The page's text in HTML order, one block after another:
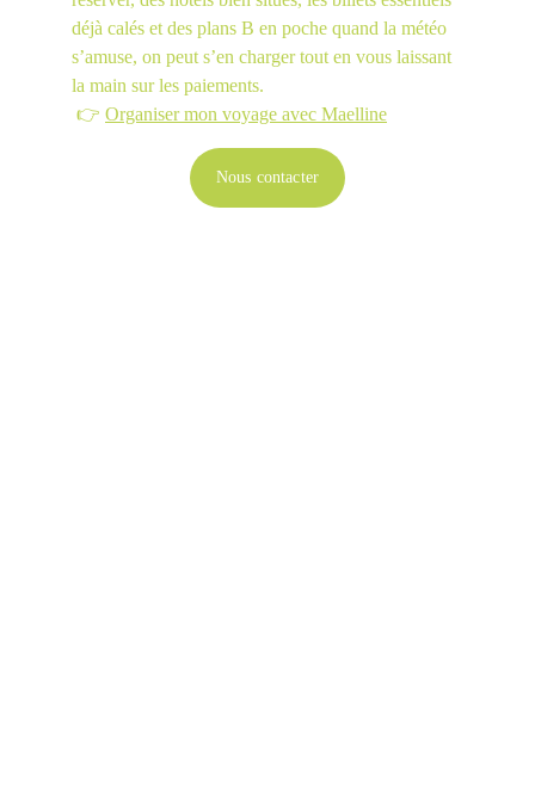
Nous contacter
déjà calés et des plans B en poche quand la météo
s’amuse, on peut s’en charger tout en vous laissant
la main sur les paiements.
👉 Organiser mon voyage avec Maelline